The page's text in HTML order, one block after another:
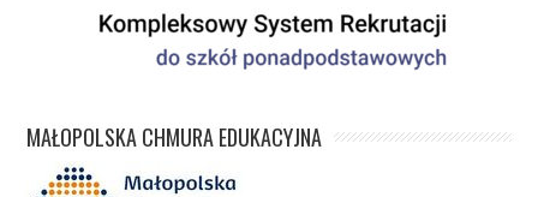
MAŁOPOLSKA CHMURA EDUKACYJNA